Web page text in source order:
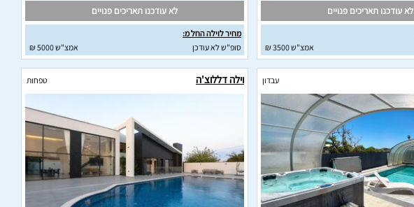
לא עודכנו תאריכים פנויים
אמצ"ש 3500 ₪
לא עודכנו תאריכים פנויים
מחיר לוילה החל מ:
סופ"ש לא עודכן
אמצ"ש 5000 ₪
עבדון וילה דללוצ'ה טפחות